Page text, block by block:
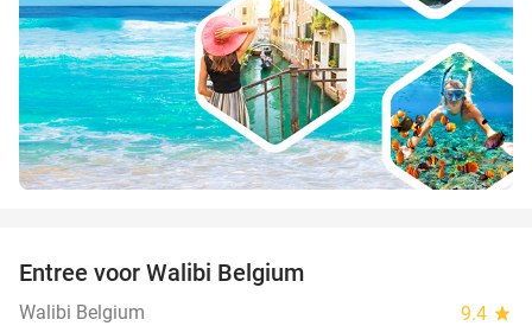
Entree voor Walibi Belgium
Walibi Belgium 9.4 star